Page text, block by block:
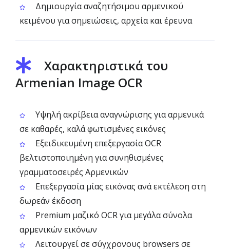
Δημιουργία αναζητήσιμου αρμενικού
κειμένου για σημειώσεις, αρχεία και έρευνα
Χαρακτηριστικά του
Armenian Image OCR
Υψηλή ακρίβεια αναγνώρισης για αρμενικά
σε καθαρές, καλά φωτισμένες εικόνες
Εξειδικευμένη επεξεργασία OCR
βελτιστοποιημένη για συνηθισμένες
γραμματοσειρές Αρμενικών
Επεξεργασία μίας εικόνας ανά εκτέλεση στη
δωρεάν έκδοση
Premium μαζικό OCR για μεγάλα σύνολα
αρμενικών εικόνων
Λειτουργεί σε σύγχρονους browsers σε